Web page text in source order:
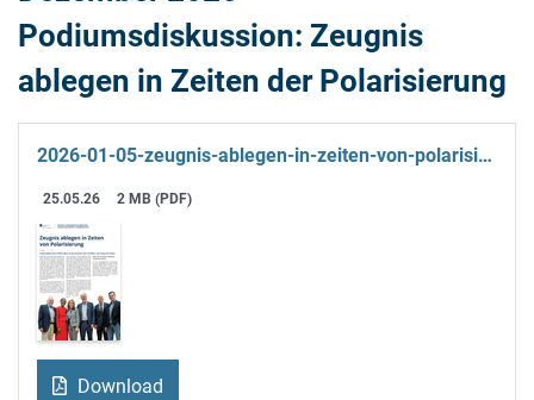
Podiumsdiskussion: Zeugnis
ablegen in Zeiten der Polarisierung
2026-01-05-zeugnis-ablegen-in-zeiten-von-polarisierung.pdf
25.05.26 2 MB (PDF)
Download